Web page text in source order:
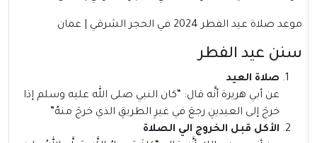
موعد صلاة عيد الفطر 2024 في الحجر الشرقي | عمان
سنن عيد الفطر
صلاة العيد
عن أبي هريرة أنَّه قال: “كان النبي صلى الله عليه وسلم إذا
خرجَ إلى العيدينِ رجعَ في غيرِ الطريقِ الذي خرجَ منهُ”
الأكل قبل الخروج الي الصلاة